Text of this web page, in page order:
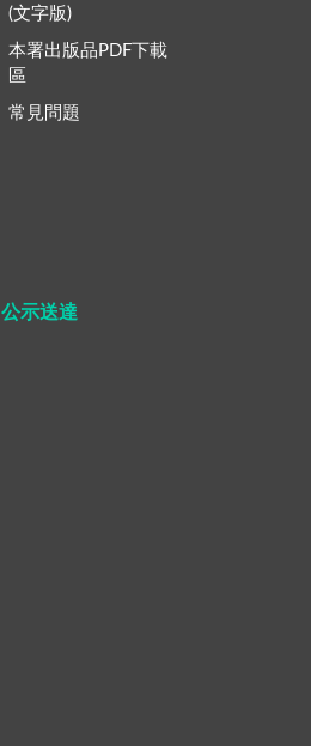
(文字版)
本署出版品PDF下載
區
常見問題
公示送達